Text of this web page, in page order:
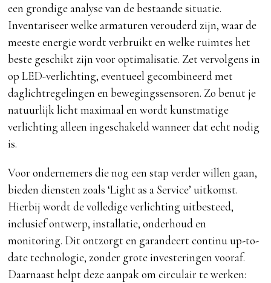
een grondige analyse van de bestaande situatie.
Inventariseer welke armaturen verouderd zijn, waar de
meeste energie wordt verbruikt en welke ruimtes het
beste geschikt zijn voor optimalisatie. Zet vervolgens in
op LED-verlichting, eventueel gecombineerd met
daglichtregelingen en bewegingssensoren. Zo benut je
natuurlijk licht maximaal en wordt kunstmatige
verlichting alleen ingeschakeld wanneer dat echt nodig
is.
Voor ondernemers die nog een stap verder willen gaan,
bieden diensten zoals ‘Light as a Service’ uitkomst.
Hierbij wordt de volledige verlichting uitbesteed,
inclusief ontwerp, installatie, onderhoud en
monitoring. Dit ontzorgt en garandeert continu up-to-
date technologie, zonder grote investeringen vooraf.
Daarnaast helpt deze aanpak om circulair te werken: